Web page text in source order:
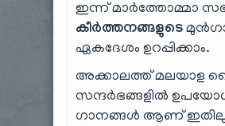
ഇന്ന് മാർത്തോമ്മാ
കീർത്തനങ്ങളുടെ
ഏകദേശം ഉറപ്പിക്കാം.
അക്കാലത്ത് മലയാള
സന്ദർഭങ്ങളിൽ
ഗാനങ്ങൾ ആണ്